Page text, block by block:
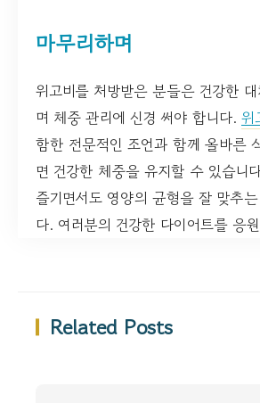
마무리하며
위고비를 처방받은 분들은 건강한
며 체중 관리에 신경 써야 합니다. 위
함한 전문적인 조언과 함께 올바른
면 건강한 체중을 유지할 수 있습니
즐기면서도 영양의 균형을 잘 맞추
다. 여러분의 건강한 다이어트를 응
Related Posts